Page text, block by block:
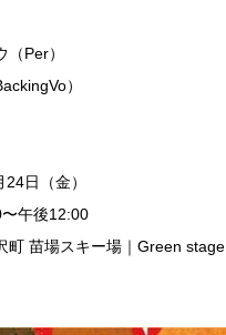
Per）
）
日（金）
午後12:00
町 苗場スキー場｜Green stage